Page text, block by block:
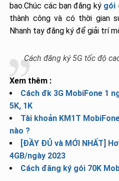
bao.Chúc các bạn đăng ký gói
thành công và có thời gian
Nhanh tay đăng ký để giải trí
Cách đăng ký 5G tốc độ
Xem thêm :
Cách đk 3G MobiFone 1
5K, 1K
Tài khoản KM1T
nào ?
[ĐẦY ĐỦ và MỚI NHẤT]
4GB/ngày 2023
Cách đăng ký gói 70K